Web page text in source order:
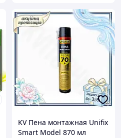
KV Пена монтажная Unifix
Smart Model 870 мл